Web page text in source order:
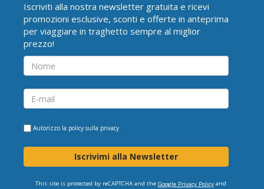
Iscriviti alla nostra newsletter gratuita e ricevi
promozioni esclusive, sconti e offerte in anteprima
per viaggiare in traghetto sempre al miglior
prezzo!
Autorizzo la policy sulla privacy
Iscrivimi alla Newsletter
This site is protected by reCAPTCHA and the Google Privacy Policyand